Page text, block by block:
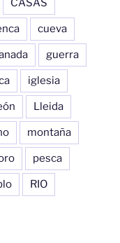
CASAS
cueva
guerra
iglesia
Lleida
montaña
pesca
RIO